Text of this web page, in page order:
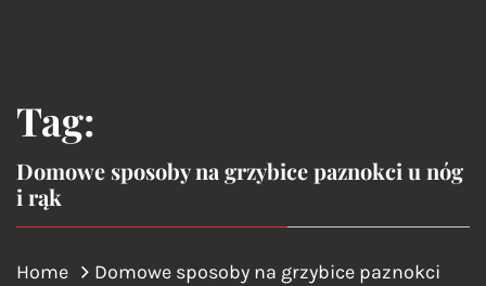
Tag:
Domowe sposoby na grzybice paznokci u nóg
i rąk
Home
Domowe sposoby na grzybice paznokci